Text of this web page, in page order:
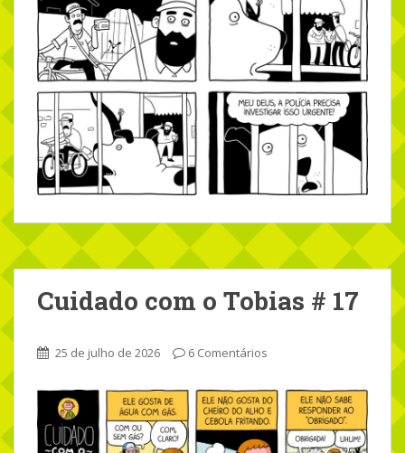
Cuidado com o Tobias # 17
25 de julho de 2026 6 Comentários